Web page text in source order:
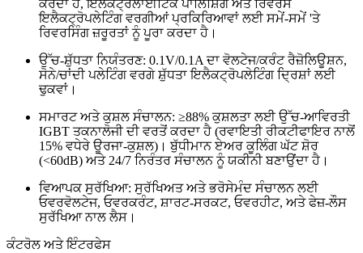
ਕਰਦਾ ਹੈ, ਇਲੈਕਟ੍ਰੋਲਾਈਟਿਕ ਪਾਲਿਸ਼ਿੰਗ ਅਤੇ ਰਿਵਰਸ
ਇਲੈਕਟ੍ਰੋਪਲੇਟਿੰਗ ਵਰਗੀਆਂ ਪ੍ਰਕਿਰਿਆਵਾਂ ਲਈ ਸਮੇਂ-ਸਮੇਂ 'ਤੇ
ਰਿਵਰਸਿੰਗ ਜ਼ਰੂਰਤਾਂ ਨੂੰ ਪੂਰਾ ਕਰਦਾ ਹੈ।
ਉੱਚ-ਸ਼ੁੱਧਤਾ ਨਿਯੰਤਰਣ: 0.1V/0.1A ਦਾ ਵੋਲਟੇਜ/ਕਰੰਟ ਰੈਜ਼ੋਲਿਊਸ਼ਨ,
ਸੋਨੇ/ਚਾਂਦੀ ਪਲੇਟਿੰਗ ਵਰਗੇ ਸ਼ੁੱਧਤਾ ਇਲੈਕਟ੍ਰੋਪਲੇਟਿੰਗ ਦ੍ਰਿਸ਼ਾਂ ਲਈ
ਢੁਕਵਾਂ।
ਸਮਾਰਟ ਅਤੇ ਕੁਸ਼ਲ ਸੰਚਾਲਨ: ≥88% ਕੁਸ਼ਲਤਾ ਲਈ ਉੱਚ-ਆਵਿਰਤੀ
IGBT ਤਕਨਾਲੋਜੀ ਦੀ ਵਰਤੋਂ ਕਰਦਾ ਹੈ (ਰਵਾਇਤੀ ਰੀਕਟੀਫਾਇਰ ਨਾਲੋਂ
15% ਵਧੇਰੇ ਊਰਜਾ-ਕੁਸ਼ਲ)। ਬੁੱਧੀਮਾਨ ਏਅਰ ਕੂਲਿੰਗ ਘੱਟ ਸ਼ੋਰ
(<60dB) ਅਤੇ 24/7 ਨਿਰੰਤਰ ਸੰਚਾਲਨ ਨੂੰ ਯਕੀਨੀ ਬਣਾਉਂਦਾ ਹੈ।​
ਵਿਆਪਕ ਸੁਰੱਖਿਆ: ਸੁਰੱਖਿਅਤ ਅਤੇ ਭਰੋਸੇਮੰਦ ਸੰਚਾਲਨ ਲਈ
ਓਵਰਵੋਲਟੇਜ, ਓਵਰਕਰੰਟ, ਸ਼ਾਰਟ-ਸਰਕਟ, ਓਵਰਹੀਟ, ਅਤੇ ਫੇਜ਼-ਲੌਸ
ਸੁਰੱਖਿਆ ਨਾਲ ਲੈਸ।
ਕੰਟਰੋਲ ਅਤੇ ਇੰਟਰਫੇਸ​